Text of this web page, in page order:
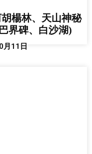
楊林、天山神秘
界碑、白沙湖)
月11日